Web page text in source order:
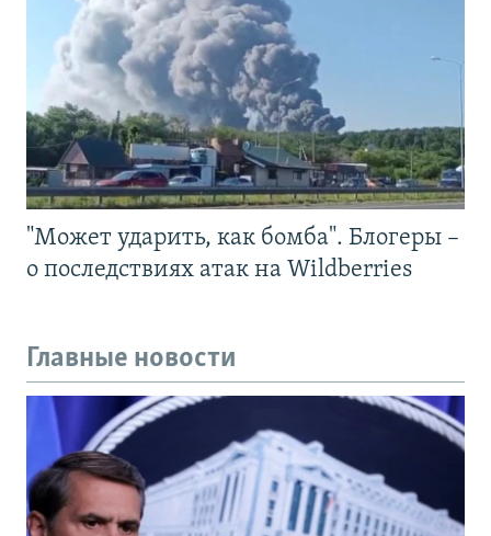
"Может ударить, как бомба". Блогеры –
о последствиях атак на Wildberries
Главные новости